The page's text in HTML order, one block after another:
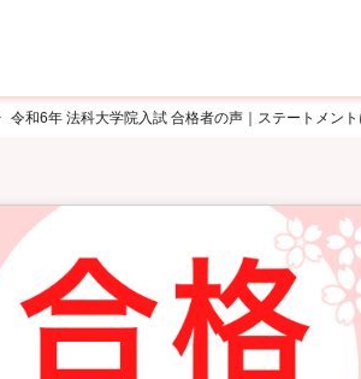
令和6年 法科大学院入試 合格者の声｜ステートメン